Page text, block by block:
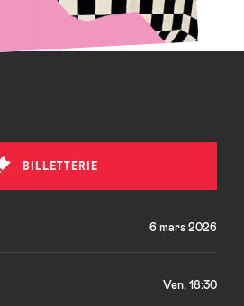
6 mars 2026
Ven. 18:30
BILLETTERIE